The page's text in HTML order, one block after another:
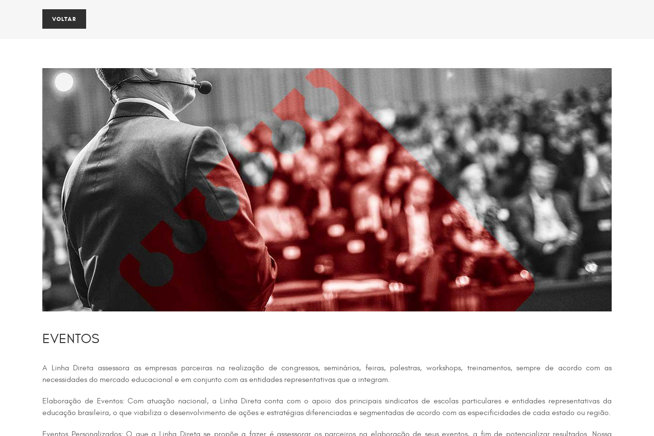
EVENTOS
A Linha Direta assessora as empresas parceiras na realização de congressos, seminários, feiras, palestras, workshops, treinamentos, sempre de acordo com as
necessidades do mercado educacional e em conjunto com as entidades representativas que a integram.
Elaboração de Eventos: Com atuação nacional, a Linha Direta conta com o apoio dos principais sindicatos de escolas particulares e entidades representativas da
educação brasileira, o que viabiliza o desenvolvimento de ações e estratégias diferenciadas e segmentadas de acordo com as especificidades de cada estado ou região.
Eventos Personalizados: O que a Linha Direta se propõe a fazer é assessorar os parceiros na elaboração de seus eventos, a fim de potencializar resultados. Nossa